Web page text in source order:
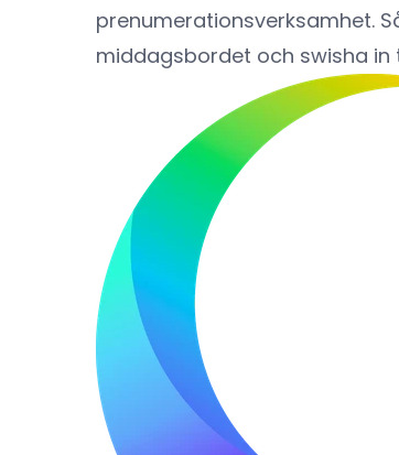
prenumerationsverksamhet.
middagsbordet och swisha in